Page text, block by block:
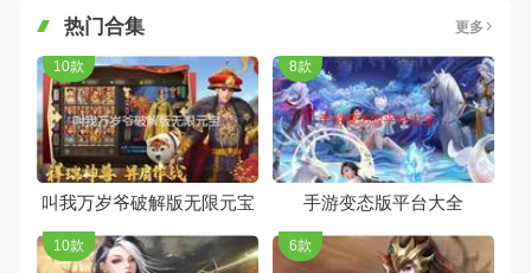
热门合集 更多
叫我万岁爷破解版无限元宝
10款
手游变态版平台大全
8款
10款 6款